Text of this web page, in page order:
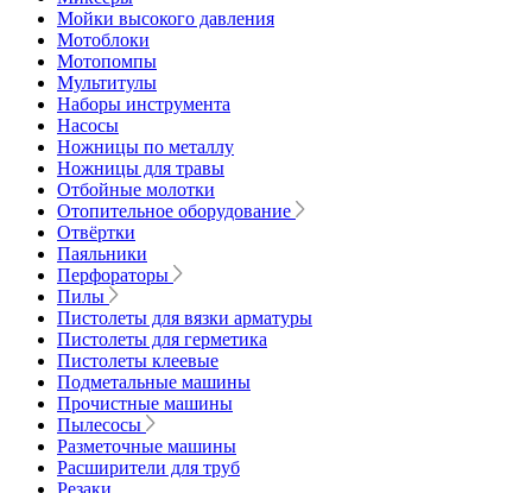
Мойки высокого давления
Мотоблоки
Мотопомпы
Мультитулы
Наборы инструмента
Насосы
Ножницы по металлу
Ножницы для травы
Отбойные молотки
Отопительное оборудование
Отвёртки
Паяльники
Перфораторы
Пилы
Пистолеты для вязки арматуры
Пистолеты для герметика
Пистолеты клеевые
Подметальные машины
Прочистные машины
Пылесосы
Разметочные машины
Расширители для труб
Резаки